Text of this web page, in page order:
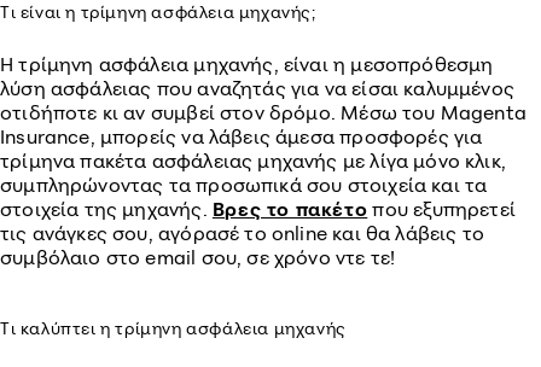
Τι είναι η τρίμηνη ασφάλεια μηχανής;
Η τρίμηνη ασφάλεια μηχανής, είναι η μεσοπρόθεσμη
λύση ασφάλειας που αναζητάς για να είσαι καλυμμένος
οτιδήποτε κι αν συμβεί στον δρόμο. Μέσω του Magenta
Insurance, μπορείς να λάβεις άμεσα προσφορές για
τρίμηνα πακέτα ασφάλειας μηχανής με λίγα μόνο κλικ,
συμπληρώνοντας τα προσωπικά σου στοιχεία και τα
στοιχεία της μηχανής. Βρες το πακέτο που εξυπηρετεί
τις ανάγκες σου, αγόρασέ το online και θα λάβεις το
συμβόλαιο στο email σου, σε χρόνο ντε τε!
Τι καλύπτει η τρίμηνη ασφάλεια μηχανής